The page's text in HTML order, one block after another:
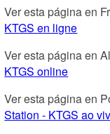
Ver esta página en
KTGS en ligne
Ver esta página en
KTGS online
Ver esta página en
Station - KTGS ao